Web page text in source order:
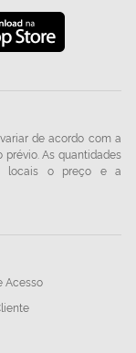
de acordo com a
As quantidades
locais o preço e a
Acesso